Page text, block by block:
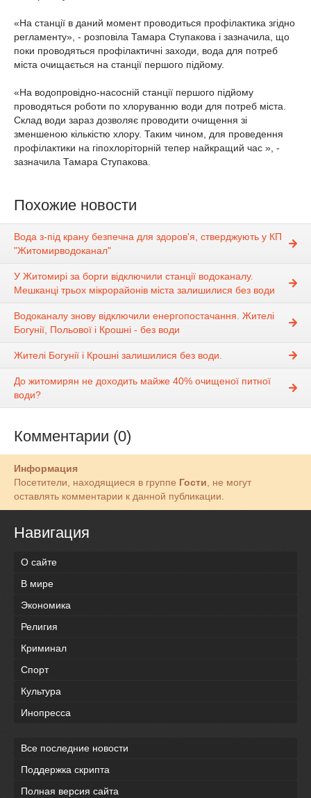
«На станції в даний момент проводиться профілактика згідно
регламенту», - розповіла Тамара Ступакова і зазначила, що
поки проводяться профілактичні заходи, вода для потреб
міста очищається на станції першого підйому.
«На водопровідно-насосній станції першого підйому
проводяться роботи по хлоруванню води для потреб міста.
Склад води зараз дозволяє проводити очищення зі
зменшеною кількістю хлору. Таким чином, для проведення
профілактики на гіпохлоріторній тепер найкращий час », -
зазначила Тамара Ступакова.
Похожие новости
Вода з-під крану безпечна для здоров'я, стверджують у КП
"Житомирводоканал"
У Житомирі за борги відключили станції водоканалу.
Мешканці трьох мікрорайонів міста залишилися без води
Водоканалу знову відключили енергопостачання. Жителі
Богунії, Польової і Крошні - без води
Жителі Богунії і Крошні залишилися без води.
До житомирян не доходить майже 40% очищеної питної
води?
Комментарии (0)
Информация
Посетители, находящиеся в группе Гости, не могут
оставлять комментарии к данной публикации.
Навигация
О сайте
В мире
Экономика
Религия
Криминал
Спорт
Культура
Инопресса
Все последние новости
Поддержка скрипта
Полная версия сайта